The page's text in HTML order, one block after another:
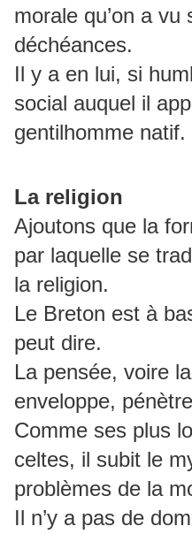
morale qu’on a
déchéances.
Il y a en lui, si
social auquel il
gentilhomme natif.
La religion
Ajoutons que la
par laquelle se
la religion.
Le Breton est à
peut dire.
La pensée, voire
enveloppe,
Comme ses plus
celtes, il subit le
problèmes de la
Il n’y a pas de